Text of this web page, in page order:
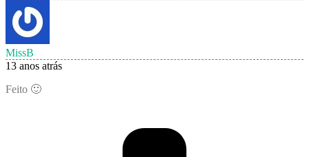
MissB
13 anos atrás
Feito 🙂